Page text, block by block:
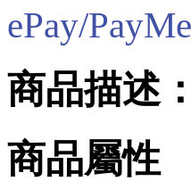
ePay/
商品描述：
商品屬性